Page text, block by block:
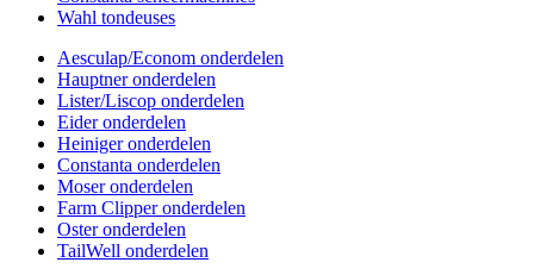
Wahl tondeuses
Aesculap/Econom onderdelen
Hauptner onderdelen
Lister/Liscop onderdelen
Eider onderdelen
Heiniger onderdelen
Constanta onderdelen
Moser onderdelen
Farm Clipper onderdelen
Oster onderdelen
TailWell onderdelen